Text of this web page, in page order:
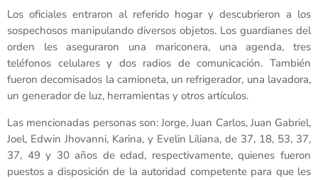
Los oficiales entraron al referido hogar y descubrieron a los
sospechosos manipulando diversos objetos. Los guardianes del
orden les aseguraron una mariconera, una agenda, tres
teléfonos celulares y dos radios de comunicación. También
fueron decomisados la camioneta, un refrigerador, una lavadora,
un generador de luz, herramientas y otros artículos.
Las mencionadas personas son: Jorge, Juan Carlos, Juan Gabriel,
Joel, Edwin Jhovanni, Karina, y Evelin Liliana, de 37, 18, 53, 37,
37, 49 y 30 años de edad, respectivamente, quienes fueron
puestos a disposición de la autoridad competente para que les